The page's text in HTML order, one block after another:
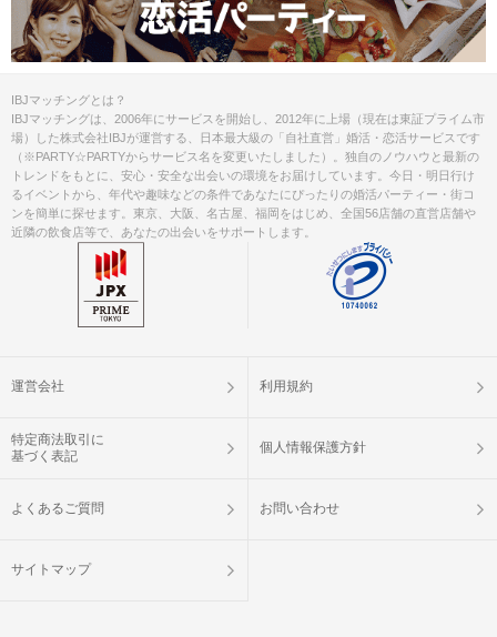
IBJマッチングとは？
IBJマッチングは、2006年にサービスを開始し、2012年に上場（現在は東証プライム市
場）した株式会社IBJが運営する、日本最大級の「自社直営」婚活・恋活サービスです
（※PARTY☆PARTYからサービス名を変更いたしました）。独自のノウハウと最新の
トレンドをもとに、安心・安全な出会いの環境をお届けしています。今日・明日行け
るイベントから、年代や趣味などの条件であなたにぴったりの婚活パーティー・街コ
ンを簡単に探せます。東京、大阪、名古屋、福岡をはじめ、全国56店舗の直営店舗や
近隣の飲食店等で、あなたの出会いをサポートします。
運営会社 利用規約
特定商法取引に
基づく表記
個人情報保護方針
よくあるご質問 お問い合わせ
サイトマップ